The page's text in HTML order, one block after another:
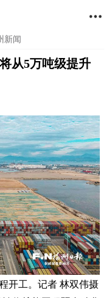

新闻
从5万吨级提升
开工。记者 林双伟摄